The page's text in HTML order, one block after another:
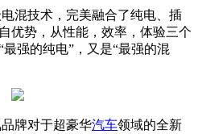
混技术，完美融合了纯电、插
优势，从性能，效率，体验三个
强的纯电”，又是“最强的混
牌对于超豪华汽车领域的全新